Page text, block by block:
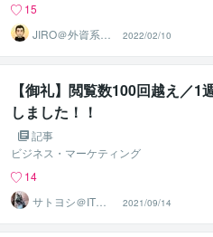
15
JIRO＠外資系コ
ンサル・英語育
児
2022/02/10
【御礼】閲覧数100回越え／1
しました！！
記事
ビジネス・マーケティング
14
サトヨシ＠ITマ
ン
2021/09/14